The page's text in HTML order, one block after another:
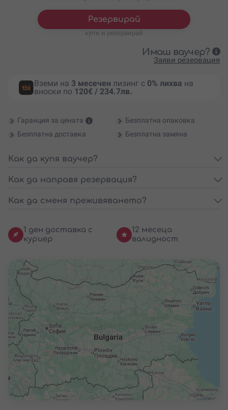
Резервирай
купи и резервирай
Имаш ваучер?
Заяви резервация
Вземи на 3 месечен лизинг с 0% лихва на
вноски по 120€ / 234.7лв.
Гаранция за цената
Безплатна опаковка
Безплатна доставка
Безплатна замяна
Как да купя ваучер?
Как да направя резервация?
Как да сменя преживяването?
1 ден доставка с
куриер
12 месеца
валидност